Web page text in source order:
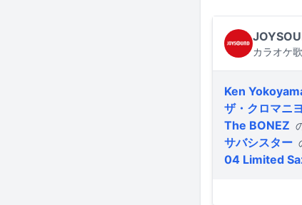
カラオケ
Ken
ザ・クロマニ
The BONEZ
サバシスター
04 Limited